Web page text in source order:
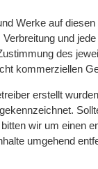
Werke auf
und
des
kommerziellen
erstellt
wir um einen
umgehend